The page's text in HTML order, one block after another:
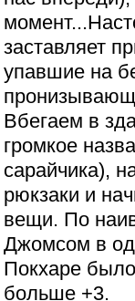
заставляет
упавшие на
Вбегаем в
громкое
сарайчика),
рюкзаки и
вещи. По
Джомсом в
Покхаре
больше +3.